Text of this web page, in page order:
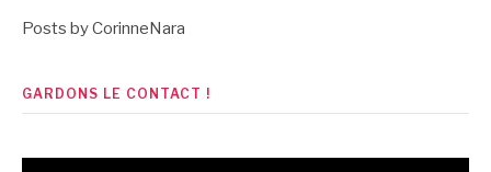
Posts by CorinneNara
GARDONS LE CONTACT !